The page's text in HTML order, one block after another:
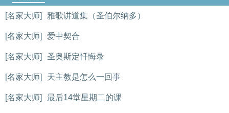
[名家大师] 雅歌讲道集（圣伯尔纳多）
[名家大师] 爱中契合
[名家大师] 圣奥斯定忏悔录
[名家大师] 天主教是怎么一回事
[名家大师] 最后14堂星期二的课